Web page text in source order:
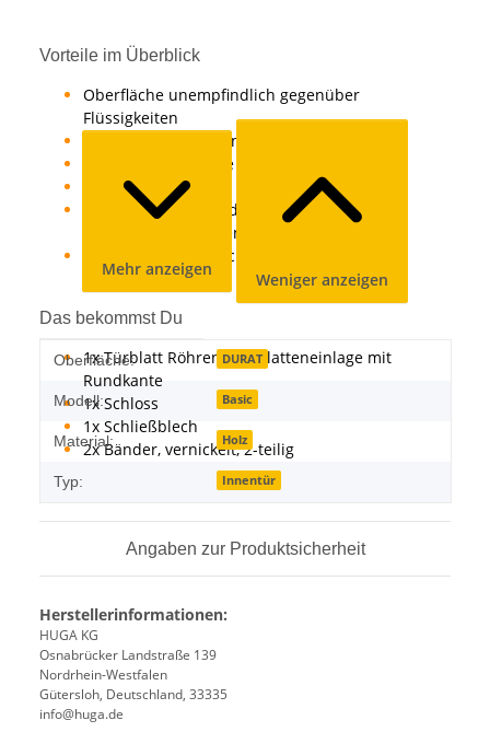
Vorteile im Überblick
Oberfläche unempfindlich gegenüber
Flüssigkeiten
lichtecht, hitzebeständig
einfach in der Pflege und hygienisch
abrieb-, schlag- und kratzfest
lange Lebensdauer durch besonderes
Produktionsverfahren
hochwertig starke Schutzschicht
Das bekommst Du
1x Türblatt Röhrenspanplatteneinlage mit
Rundkante
1x Schloss
1x Schließblech
2x Bänder, vernickelt, 2-teilig
Mehr anzeigen
Weniger anzeigen
Produkteigenschaft
Wert
Oberfläche: DURAT
Modell: Basic
Material: Holz
Typ: Innentür
Angaben zur Produktsicherheit
Herstellerinformationen:
HUGA KG
Osnabrücker Landstraße 139
Nordrhein-Westfalen
Gütersloh, Deutschland, 33335
info@huga.de